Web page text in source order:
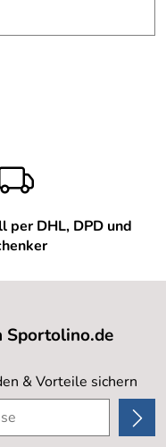
per DHL, DPD und
Sportolino.de
& Vorteile sichern